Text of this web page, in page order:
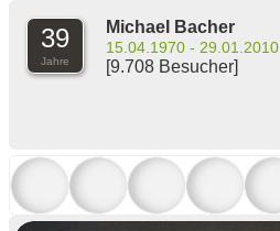
39
Jahre
Michael Bacher
15.04.1970 - 29.01.2010
[9.708 Besucher]